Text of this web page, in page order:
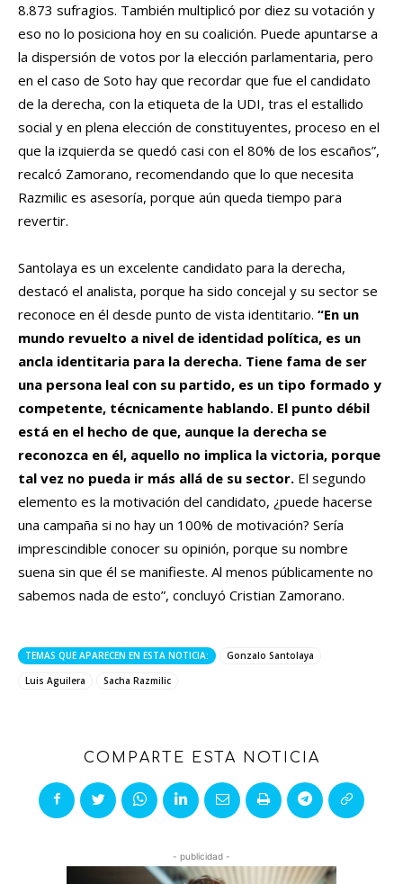
8.873 sufragios. También multiplicó por diez su votación y
eso no lo posiciona hoy en su coalición. Puede apuntarse a
la dispersión de votos por la elección parlamentaria, pero
en el caso de Soto hay que recordar que fue el candidato
de la derecha, con la etiqueta de la UDI, tras el estallido
social y en plena elección de constituyentes, proceso en el
que la izquierda se quedó casi con el 80% de los escaños”,
recalcó Zamorano, recomendando que lo que necesita
Razmilic es asesoría, porque aún queda tiempo para
revertir.
Santolaya es un excelente candidato para la derecha,
destacó el analista, porque ha sido concejal y su sector se
reconoce en él desde punto de vista identitario. “En un
mundo revuelto a nivel de identidad política, es un
ancla identitaria para la derecha. Tiene fama de ser
una persona leal con su partido, es un tipo formado y
competente, técnicamente hablando. El punto débil
está en el hecho de que, aunque la derecha se
reconozca en él, aquello no implica la victoria, porque
tal vez no pueda ir más allá de su sector. El segundo
elemento es la motivación del candidato, ¿puede hacerse
una campaña si no hay un 100% de motivación? Sería
imprescindible conocer su opinión, porque su nombre
suena sin que él se manifieste. Al menos públicamente no
sabemos nada de esto”, concluyó Cristian Zamorano.
TEMAS QUE APARECEN EN ESTA NOTICIA:
Gonzalo Santolaya
Luis Aguilera
Sacha Razmilic
COMPARTE ESTA NOTICIA
- publicidad -